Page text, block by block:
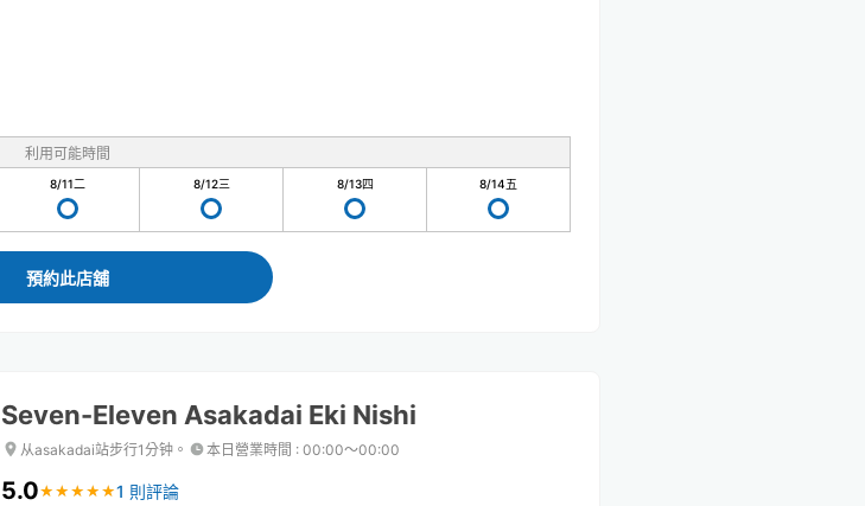
利用可能時間
8/11二 8/12三 8/13四 8/14五
預約此店舖
Seven-Eleven Asakadai Eki Nishi
从asakadai站步行1分钟。 本日營業時間 : 00:00〜00:00
5.0★ ★ ★ ★ ★
★ ★ ★ ★ ★1 則評論